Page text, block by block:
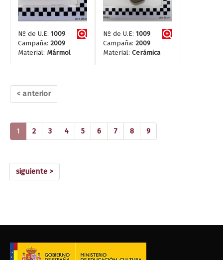
Nº de U.E: 1009
Campaña: 2009
Material: Mármol
Nº de U.E: 1009
Campaña: 2009
Material: Cerámica
< anterior
1 (current)
2 3 4 5 6 7 8 9
siguiente >